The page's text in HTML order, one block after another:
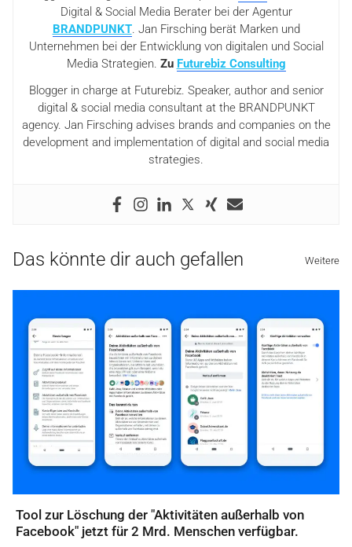
Digital & Social Media Berater bei der Agentur
BRANDPUNKT. Jan Firsching berät Marken und
Unternehmen bei der Entwicklung von digitalen und Social
Media Strategien. Zu Futurebiz Consulting
Blogger in charge at Futurebiz. Speaker, author and senior
digital & social media consultant at the BRANDPUNKT
agency. Jan Firsching advises brands and companies on the
development and implementation of digital and social media
strategies.
Das könnte dir auch gefallen Weitere
Tool zur Löschung der "Aktivitäten außerhalb von
Facebook" jetzt für 2 Mrd. Menschen verfügbar.